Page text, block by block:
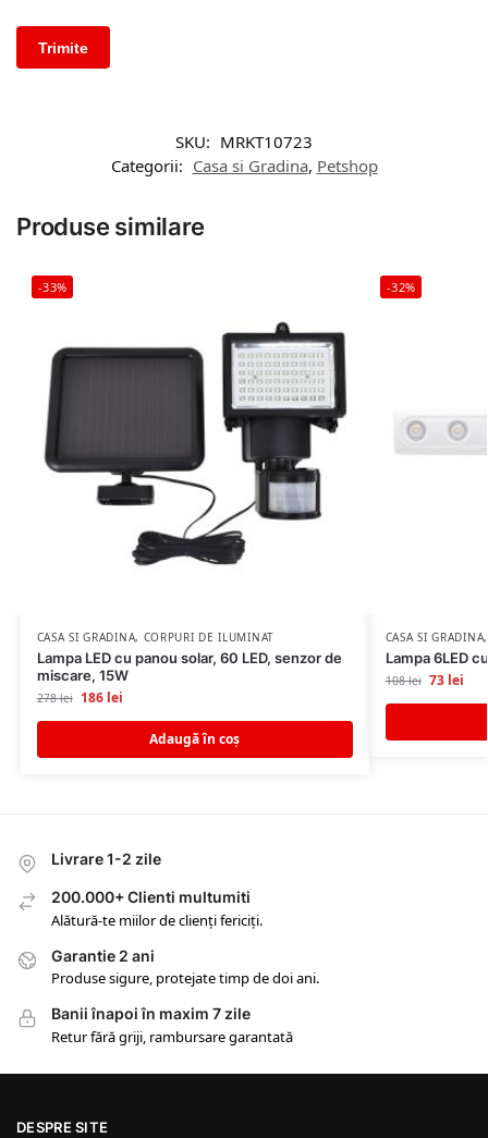
SKU: MRKT10723
Categorii: Casa si Gradina, Petshop
Produse similare
-33%
CASA SI GRADINA, CORPURI DE ILUMINAT
Lampa LED cu panou solar, 60 LED, senzor de
miscare, 15W
278lei 186 lei
Adaugă în coș
-32%
CASA SI GRADINA
Lampa 6LED
108lei 73 lei
Livrare 1-2 zile
200.000+ Clienti multumiti
Alătură-te miilor de clienți fericiți.
Garantie 2 ani
Produse sigure, protejate timp de doi ani.
Banii înapoi în maxim 7 zile
Retur fără griji, rambursare garantată
DESPRE SITE